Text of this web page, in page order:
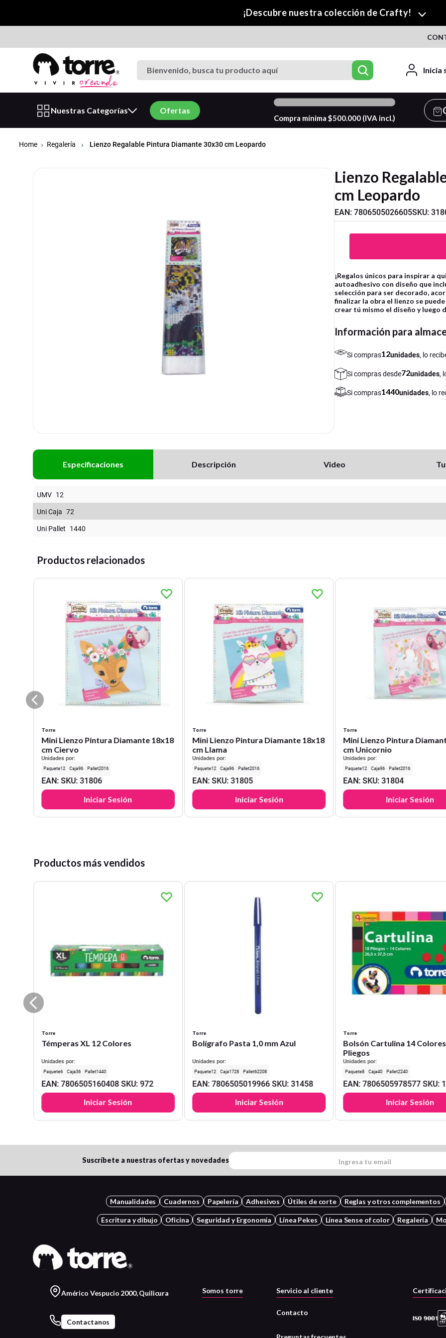
¡Descubre nuestra colección de Crafty!
Bienvenido, busca tu producto aquí
Inicia
Nuestras Categorías Ofertas
Compra mínima $500.000(IVA incl.)
Regalería Lienzo Regalable Pintura Diamante 30x30 cm Leopardo
Lienzo
cm Leopardo
EAN: 7806505026605SKU:
¡Regalos únicos para inspirar a
autoadhesivo con diseño que
selección para ser decorado,
finalizar la obra el lienzo se
crear tú mismo el diseño y luego
Información para
Si compras12unidades, lo
Si compras desde72unidades,
Si compras1440unidades, lo
Especificaciones Descripción Video
UMV 12
Uni Caja 72
Uni Pallet 1440
Productos relacionados
Torre
Mini Lienzo Pintura Diamante 18x18
cm Ciervo
Unidades por:
12 96 2016
EAN: SKU:31806
Iniciar Sesión
Torre
Mini Lienzo Pintura Diamante 18x18
cm Llama
Unidades por:
12 96 2016
EAN: SKU:31805
Iniciar Sesión
Torre
Mini Lienzo Pintura
cm Unicornio
Unidades por:
12 96 2016
EAN: SKU:31804
Iniciar Sesión
Productos más vendidos
Torre
Témperas XL 12 Colores
Unidades por:
6 36 1440
EAN:7806505160408 SKU:972
Iniciar Sesión
Torre
Bolígrafo Pasta 1,0 mm Azul
Unidades por:
12 1728 62208
EAN:7806505019966 SKU:31458
Iniciar Sesión
Torre
Bolsón Cartulina 14
Pliegos
Unidades por:
8 40 2240
EAN:7806505978577 SKU:
Iniciar Sesión
Suscríbete a nuestras ofertas y novedades
Manualidades Cuadernos Papelería Adhesivos Útiles de corte Reglas y otros complementos
Escritura y dibujo Oficina Seguridad y Ergonomía Línea Pekes Línea Sense of color Regalería
Américo Vespucio 2000, Quilicura
Contactanos
Somos torre Servicio al cliente
Contacto
Términos más buscados
1. cuaderno
2. carpeta
3. cuadernos